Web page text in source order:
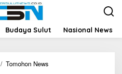
Budaya Sulut Nasional News
/ Tomohon News